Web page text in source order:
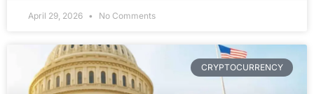
April 29, 2026 No Comments
CRYPTOCURRENCY